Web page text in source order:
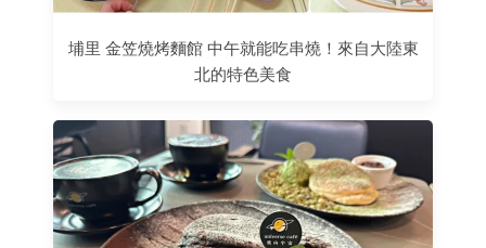
埔里 金笠燒烤麵館 中午就能吃串燒！來自大陸東
北的特色美食